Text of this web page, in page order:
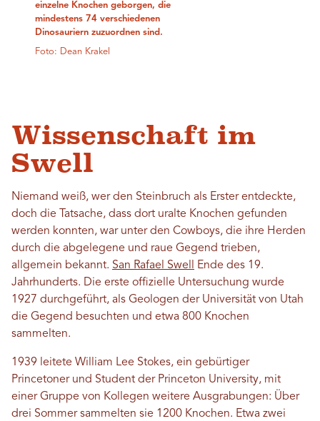
einzelne Knochen geborgen, die
mindestens 74 verschiedenen
Dinosauriern zuzuordnen sind.
Foto: Dean Krakel
Wissenschaft im
Swell
Niemand weiß, wer den Steinbruch als Erster entdeckte,
doch die Tatsache, dass dort uralte Knochen gefunden
werden konnten, war unter den Cowboys, die ihre Herden
durch die abgelegene und raue Gegend trieben,
allgemein bekannt. San Rafael Swell
Ende des 19.
Jahrhunderts. Die erste offizielle Untersuchung wurde
1927 durchgeführt, als Geologen der Universität von Utah
die Gegend besuchten und etwa 800 Knochen
sammelten.
1939 leitete William Lee Stokes, ein gebürtiger
Princetoner und Student der Princeton University, mit
einer Gruppe von Kollegen weitere Ausgrabungen: Über
drei Sommer sammelten sie 1200 Knochen. Etwa zwei